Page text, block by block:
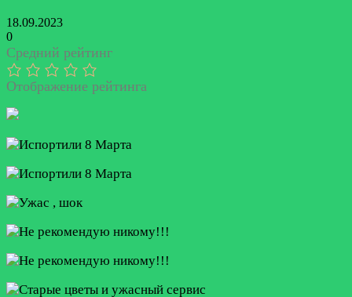
18.09.2023
0
Средний рейтинг
Отображение рейтинга